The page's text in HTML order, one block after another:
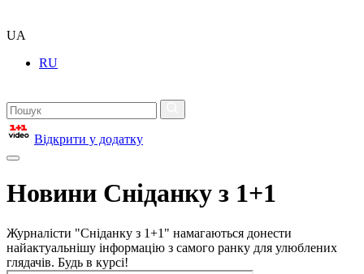
UA
RU
Відкрити у додатку
Новини Сніданку з 1+1
Журналісти "Сніданку з 1+1" намагаються донести
найактуальнішу інформацію з самого ранку для улюблених
глядачів. Будь в курсі!